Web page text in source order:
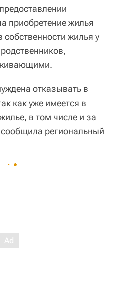
приобретение жилья
собственности жилья у
отказывать в
как уже имеется в
в том числе и за
региональный